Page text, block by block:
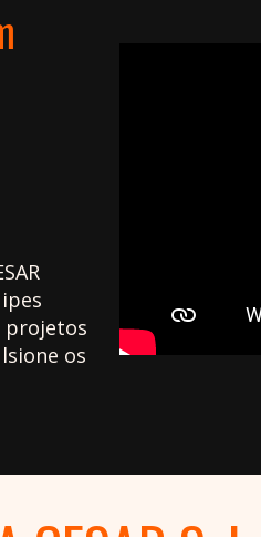
projetos
os